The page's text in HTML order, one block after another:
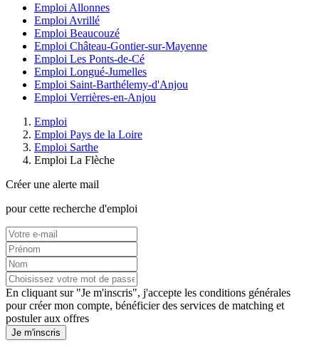
Emploi Allonnes
Emploi Avrillé
Emploi Beaucouzé
Emploi Château-Gontier-sur-Mayenne
Emploi Les Ponts-de-Cé
Emploi Longué-Jumelles
Emploi Saint-Barthélemy-d'Anjou
Emploi Verrières-en-Anjou
Emploi
Emploi Pays de la Loire
Emploi Sarthe
Emploi La Flèche
Créer une alerte mail
pour cette recherche d'emploi
En cliquant sur "Je m'inscris", j'accepte les conditions générales
pour créer mon compte, bénéficier des services de matching et
postuler aux offres
Je m'inscris